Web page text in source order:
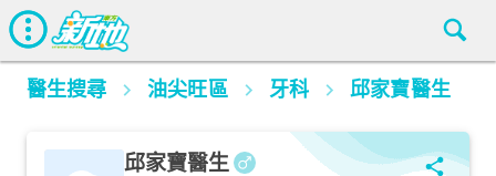
醫生搜尋 油尖旺區 牙科 邱家寶醫生
邱家寶醫生